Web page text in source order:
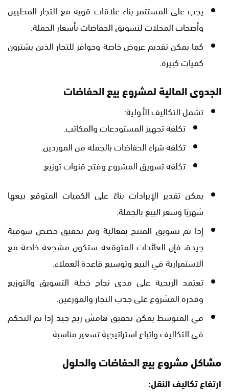
يجب على المستثمر بناء علاقات قوية مع التجار المحليين
وأصحاب المحلات لتسويق الحفاضات بأسعار الجملة.
كما يمكن تقديم عروض خاصة وحوافز للتجار الذين يشترون
كميات كبيرة.
الجدوى المالية لمشروع بيع الحفاضات
تشمل التكاليف الأولية:
تكلفة تجهيز المستودعات والمكاتب.
تكلفة شراء الحفاضات بالجملة من الموردين.
تكلفة تسويق المشروع وفتح قنوات توزيع.
يمكن تقدير الإيرادات بناءً على الكميات المتوقع بيعها
شهريًا وسعر البيع بالجملة.
إذا تم تسويق المنتج بفعالية وتم تحقيق حصص سوقية
جيدة، فإن العائدات المتوقعة ستكون مشجعة خاصة مع
الاستمرارية في البيع وتوسيع قاعدة العملاء.
تعتمد الربحية على مدى نجاح خطة التسويق والتوزيع
وقدرة المشروع على جذب التجار والموزعين.
في المتوسط يمكن تحقيق هامش ربح جيد إذا تم التحكم
في التكاليف واتباع استراتيجية تسعير مناسبة.
مشاكل مشروع بيع الحفاضات والحلول
ارتفاع تكاليف النقل: